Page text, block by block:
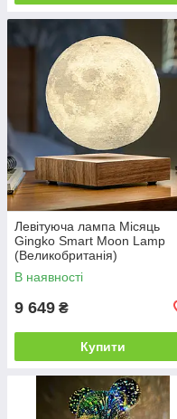
Левітуюча лампа Місяць
Gingko Smart Moon Lamp
(Великобританія)
В наявності
9 649 ₴
Купити